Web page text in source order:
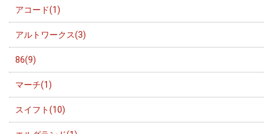
アコード(1)
アルトワークス(3)
86(9)
マーチ(1)
スイフト(10)